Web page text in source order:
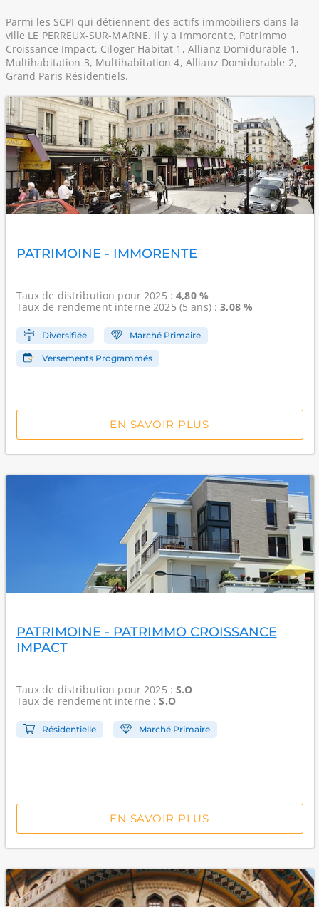
Parmi les SCPI qui détiennent des actifs immobiliers dans la
ville LE PERREUX-SUR-MARNE. Il y a Immorente, Patrimmo
Croissance Impact, Ciloger Habitat 1, Allianz Domidurable 1,
Multihabitation 3, Multihabitation 4, Allianz Domidurable 2,
Grand Paris Résidentiels.
PATRIMOINE - IMMORENTE
Taux de distribution pour 2025 :4,80 %
Taux de rendement interne2025 (5 ans) :3,08 %
Diversifiée Marché Primaire
Versements Programmés
EN SAVOIR PLUS
PATRIMOINE - PATRIMMO CROISSANCE
IMPACT
Taux de distribution pour 2025 :S.O
Taux de rendement interne :S.O
Résidentielle Marché Primaire
EN SAVOIR PLUS